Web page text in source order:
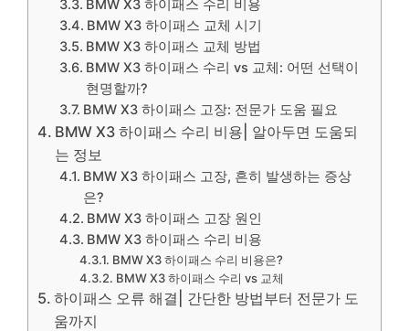
BMW X3 하이패스 수리 비용
BMW X3 하이패스 교체 시기
BMW X3 하이패스 교체 방법
BMW X3 하이패스 수리 vs 교체: 어떤 선택이
현명할까?
BMW X3 하이패스 고장: 전문가 도움 필요
BMW X3 하이패스 수리 비용| 알아두면 도움되
는 정보
BMW X3 하이패스 고장, 흔히 발생하는 증상
은?
BMW X3 하이패스 고장 원인
BMW X3 하이패스 수리 비용
BMW X3 하이패스 수리 비용은?
BMW X3 하이패스 수리 vs 교체
하이패스 오류 해결| 간단한 방법부터 전문가 도
움까지